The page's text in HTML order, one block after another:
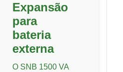
Expansão
para
bateria
externa
O SNB 1500 VA